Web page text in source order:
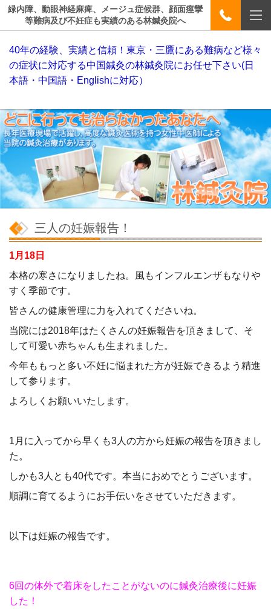
緑内障、動眼神経麻痺、メージュ症候群、顔面痙攣
等難病及び不妊症も実績のある林鍼灸院へ
40年の経験、実績と信頼！東京・三鷹にある難病など様々
の症状に対応する中国鍼灸の林鍼灸院にお任せ下さい(日
本語・中国語・Englishに対応）
三人の妊娠報告！
1月18日
本格の寒さになりましたね。風もインフルエンザもなりや
すく季節です。
皆さんの健康管理に力を入れてくださいね。
当院には2018年はたくさんの妊娠報告を頂きまして、そ
して可愛い赤ちゃんも生まれました。
今年ももっと多い不妊に悩まれた方が妊娠できるよう精進
して参ります。
よろしくお願いいたします。
1月に入ってから早くも3人の方から妊娠の報告を頂きまし
た。
しかも3人とも40代です。本当におめでとうございます。
順調に育てるようにお手伝いをさせていただきます。
以下は妊娠の報告です。
6回の体外で着床をしたことがないのに鍼灸治療後に妊娠
した！